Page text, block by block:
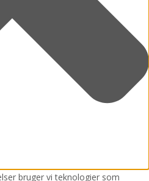
bruger vi teknologier som